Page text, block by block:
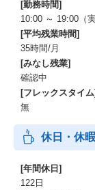
[勤務時間]
10:00 ～ 19:00（
[平均残業時間]
35時間/月
[みなし残業]
確認中
[フレックスタイム]
無
休日・休暇
[年間休日]
122日